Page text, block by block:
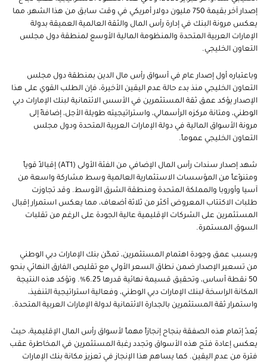
إصدار آخر بقيمة 750 مليون دولار أمريكي في وقت سابق من هذا الشهر، مما
يعكس مرونة البنك في إدارة رأس المال والثقة العالمية العميقة بدولة
الإمارات العربية المتحدة والمنظومة المالية الأوسع لمنطقة دول مجلس
التعاون الخليجي.
وباعتباره أول إصدار عام في أسواق رأس مال الدين بمنطقة دول مجلس
التعاون الخليجي منذ بدء حالة عدم اليقين الأخيرة، فإن الطلب القوي على هذا
الإصدار يؤكد عمق ثقة المستثمرين في الأسس الائتمانية لبنك الإمارات دبي
الوطني، ومتانة مركزه الرأسمالي، واستراتيجيته طويلة الأجل، إضافةً إلى
مرونة الأسواق المالية في دولة الإمارات العربية المتحدة ودول مجلس
التعاون الخليجي عموماً.
شهد إصدار سندات رأس المال الإضافي من الفئة الأولى (AT1) إقبالاً قوياً
ومتنوّعاً من المؤسسات الاستثمارية العالمية وسط مشاركة واسعة من
آسيا وأوروبا والمملكة المتحدة ومنطقة الشرق الأوسط. وقد تجاوزت
طلبات الاكتتاب المعروض أكثر من ثلاثة أضعاف، مما يعكس استمرار إقبال
المستثمرين على الشركات الإقليمية عالية الجودة على الرغم من تقلبات
السوق المستمرة.
وبسبب عمق وجودة اهتمام المستثمرين، تمكّن بنك الإمارات دبي الوطني
من تسعير الإصدار ضمن نطاق السعر الأولي مع تقليص الفارق النهائي بنحو
50 نقطة أساس، وتحقيق قسيمة نهائية قدرها 6.25%. وتؤكد هذه النتيجة
المكانة الراسخة لبنك الإمارات دبي الوطني، وفعالية استراتيجية التنفيذ،
واستمرار ثقة المستثمرين بالجدارة الائتمانية لدولة الإمارات العربية المتحدة.
يُعدّ إتمام هذه الصفقة بنجاح إنجازاً مهماً لأسواق رأس المال الإقليمية، حيث
يعكس إعادة فتح هذه الأسواق وتجدد رغبة المستثمرين في المخاطرة عقب
فترة من عدم اليقين. كما يساهم هذا الإنجاز في تعزيز مكانة بنك الإمارات